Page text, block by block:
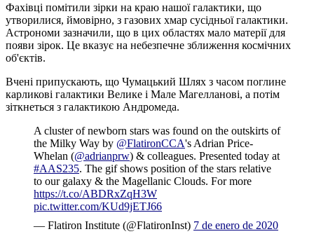
Фахівці помітили зірки на краю нашої галактики, що
утворилися, ймовірно, з газових хмар сусідньої галактики.
Астрономи зазначили, що в цих областях мало матерії для
появи зірок. Це вказує на небезпечне зближення космічних
об'єктів.
Вчені припускають, що Чумацький Шлях з часом поглине
карликові галактики Велике і Мале Магелланові, а потім
зіткнеться з галактикою Андромеда.
A cluster of newborn stars was found on the outskirts of
the Milky Way by @FlatironCCA's Adrian Price-
Whelan (@adrianprw) & colleagues. Presented today at
#AAS235. The gif shows position of the stars relative
to our galaxy & the Magellanic Clouds. For more
https://t.co/ABDRxZqH3W
pic.twitter.com/KUd9jETJ66
— Flatiron Institute (@FlatironInst) 7 de enero de 2020